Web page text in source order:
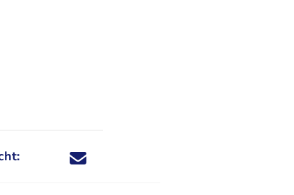
Deel dit nieuwsbericht via X - U verlaat
Deel dit nieuwsbericht via Facebook - U
Deel dit nieuwsbericht via e-mail
Deel dit nieuwsbericht via LinkedIn - U